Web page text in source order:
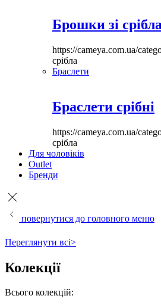
Брошки зі срібла
https://cameya.com.ua/
срібла
Браслети
Браслети срібні
https://cameya.com.ua/
срібла
Для чоловіків
Outlet
Бренди
повернутися до головного меню
Переглянути всі>
Колекції
Всього колекцій: